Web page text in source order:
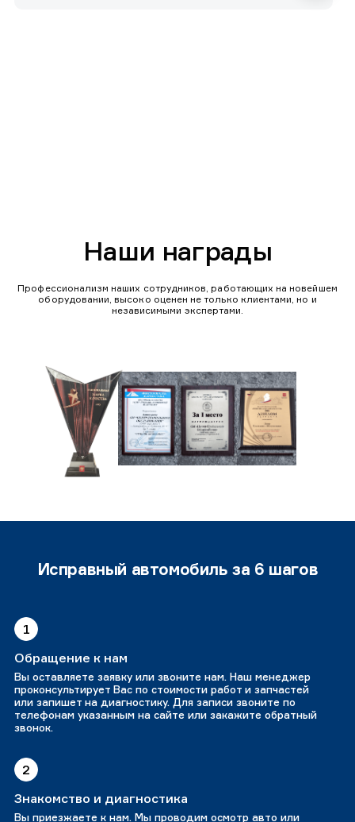
Наши награды
Профессионализм наших сотрудников, работающих на новейшем
оборудовании, высоко оценен не только клиентами, но и
независимыми экспертами.
Исправный автомобиль за 6 шагов
1
Обращение к нам
Вы оставляете заявку или звоните нам. Наш менеджер
проконсультирует Вас по стоимости работ и запчастей
или запишет на диагностику. Для записи звоните по
телефонам указанным на сайте или закажите обратный
звонок.
2
Знакомство и диагностика
Вы приезжаете к нам. Мы проводим осмотр авто или